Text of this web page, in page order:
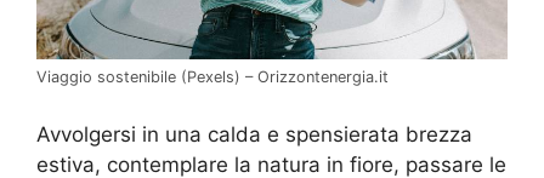
Viaggio sostenibile (Pexels) – Orizzontenergia.it
Avvolgersi in una calda e spensierata brezza
estiva, contemplare la natura in fiore, passare le